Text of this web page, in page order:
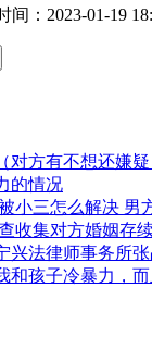
间： 2023-01-19
对方有不想还嫌
的情况
小三怎么解决 男
收集对方婚姻存
兴法律师事务所
和孩子冷暴力，